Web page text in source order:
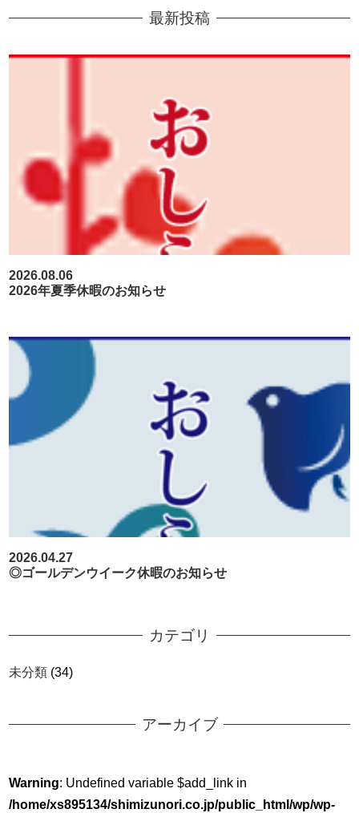
最新投稿
2026.08.06
2026年夏季休暇のお知らせ
2026.04.27
◎ゴールデンウイーク休暇のお知らせ
カテゴリ
未分類 (34)
アーカイブ
Warning: Undefined variable $add_link in
/home/xs895134/shimizunori.co.jp/public_html/wp/wp-